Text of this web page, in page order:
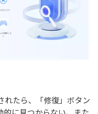
れたら、「修復」ボタン